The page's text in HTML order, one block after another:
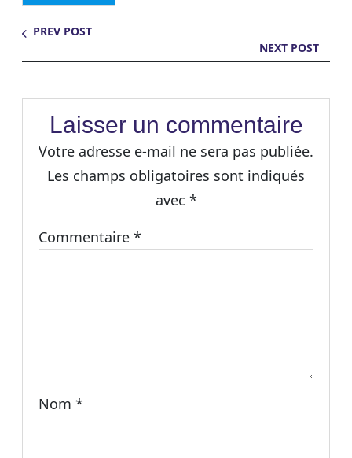
PREV POST
NEXT POST
Laisser un commentaire
Votre adresse e-mail ne sera pas publiée.
Les champs obligatoires sont indiqués
avec *
Commentaire *
Nom *